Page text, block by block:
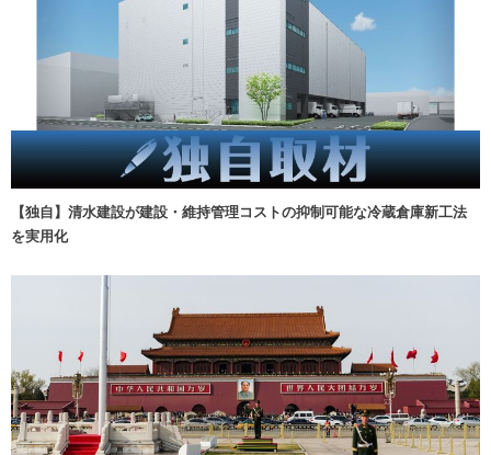
【独自】清水建設が建設・維持管理コストの抑制可能な冷蔵倉庫新工法
を実用化